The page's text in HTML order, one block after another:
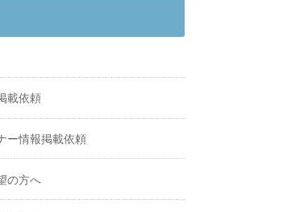
載依頼
ー情報掲載依頼
の方へ